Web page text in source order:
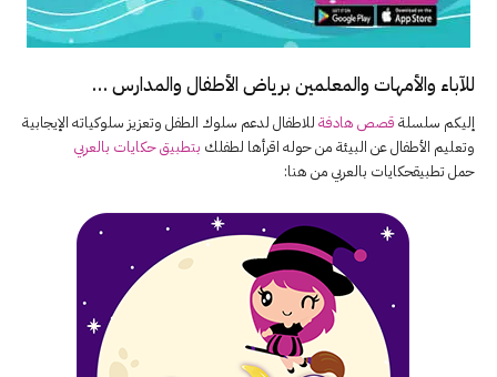
للآباء والأمهات والمعلمين برياض الأطفال والمدارس …
إليكم سلسلة قصص هادفة للاطفال لدعم سلوك الطفل وتعزيز سلوكياته الإيجابية
وتعليم الأطفال عن البيئة من حوله اقرأها لطفلك بتطبيق حكايات بالعربي
حمل تطبيقحكايات بالعربي من هنا: